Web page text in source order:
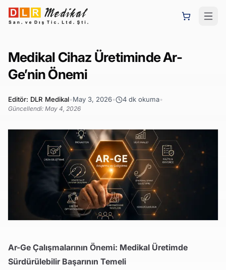
Medikal Cihaz Üretiminde Ar-
Ge’nin Önemi
Editör: DLR Medikal•May 3, 2026• 4 dk okuma•
Güncellendi: May 4, 2026
Ar-Ge Çalışmalarının Önemi: Medikal Üretimde
Sürdürülebilir Başarının Temeli